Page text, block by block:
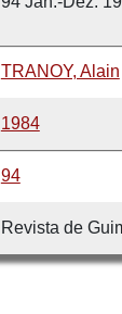
TRANOY, Alain
1984
94
Revista de